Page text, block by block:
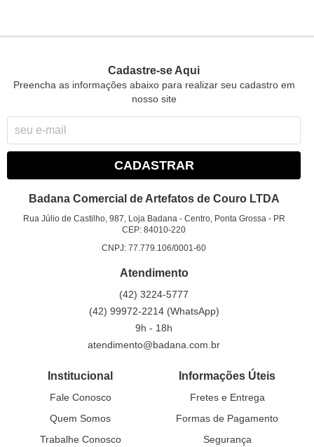
Cadastre-se Aqui
Preencha as informações abaixo para realizar seu cadastro em
nosso site
CADASTRAR
Badana Comercial de Artefatos de Couro LTDA
Rua Júlio de Castilho, 987, Loja Badana - Centro, Ponta Grossa - PR
CEP: 84010-220
CNPJ: 77.779.106/0001-60
Atendimento
(42) 3224-5777
(42) 99972-2214 (WhatsApp)
9h - 18h
atendimento@badana.com.br
Institucional
Fale Conosco
Quem Somos
Trabalhe Conosco
Informações Úteis
Fretes e Entrega
Formas de Pagamento
Segurança